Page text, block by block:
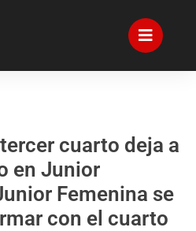
cuarto deja a
en Junior
Femenina se
con el cuarto